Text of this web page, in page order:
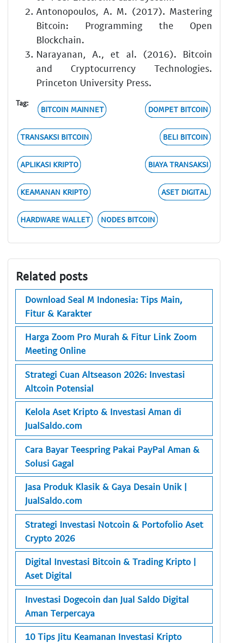
Antonopoulos, A. M. (2017). Mastering
Bitcoin: Programming the Open
Blockchain.
Narayanan, A., et al. (2016). Bitcoin
and Cryptocurrency Technologies.
Princeton University Press.
Tag:
BITCOIN MAINNET DOMPET BITCOIN
TRANSAKSI BITCOIN BELI BITCOIN
APLIKASI KRIPTO BIAYA TRANSAKSI
KEAMANAN KRIPTO ASET DIGITAL
HARDWARE WALLET NODES BITCOIN
Related posts
Download Seal M Indonesia: Tips Main,
Fitur & Karakter
Harga Zoom Pro Murah & Fitur Link Zoom
Meeting Online
Strategi Cuan Altseason 2026: Investasi
Altcoin Potensial
Kelola Aset Kripto & Investasi Aman di
JualSaldo.com
Cara Bayar Teespring Pakai PayPal Aman &
Solusi Gagal
Jasa Produk Klasik & Gaya Desain Unik |
JualSaldo.com
Strategi Investasi Notcoin & Portofolio Aset
Crypto 2026
Digital Investasi Bitcoin & Trading Kripto |
Aset Digital
Investasi Dogecoin dan Jual Saldo Digital
Aman Terpercaya
10 Tips Jitu Keamanan Investasi Kripto